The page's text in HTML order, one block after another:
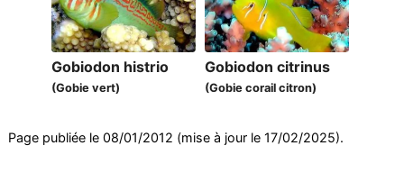
Gobiodon histrio
(Gobie vert)
Gobiodon citrinus
(Gobie corail citron)
Page publiée le 08/01/2012 (mise à jour le 17/02/2025).